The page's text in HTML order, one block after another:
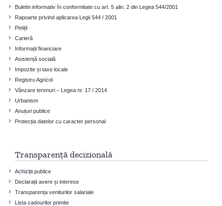
Buletin informativ în conformitate cu art. 5 alin. 2 din Legea 544/2001
Rapoarte privind aplicarea Legii 544 / 2001
Petiții
Carieră
Informații financiare
Asistență socială
Impozite și taxe locale
Registru Agricol
Vânzare terenuri – Legea nr. 17 / 2014
Urbanism
Anuțuri publice
Protecția datelor cu caracter personal
Transparență decizională
Achiziții publice
Declarații avere și interese
Transparența veniturilor salariale
Lista cadourilor primite